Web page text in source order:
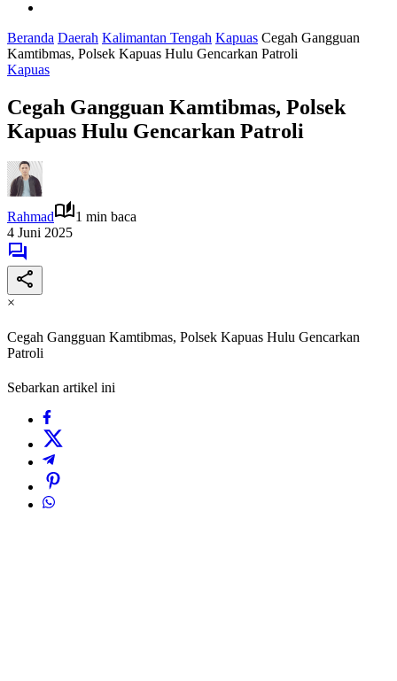
Beranda Daerah Kalimantan Tengah Kapuas Cegah Gangguan
Kamtibmas, Polsek Kapuas Hulu Gencarkan Patroli
Kapuas
Cegah Gangguan Kamtibmas, Polsek
Kapuas Hulu Gencarkan Patroli
Rahmad
1 min baca
4 Juni 2025
×
Cegah Gangguan Kamtibmas, Polsek Kapuas Hulu Gencarkan
Patroli
Sebarkan artikel ini